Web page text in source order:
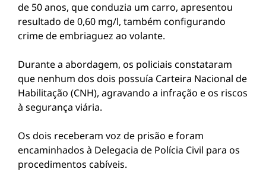
de 50 anos, que conduzia um carro, apresentou
resultado de 0,60 mg/l, também configurando
crime de embriaguez ao volante.
Durante a abordagem, os policiais constataram
que nenhum dos dois possuía Carteira Nacional de
Habilitação (CNH), agravando a infração e os riscos
à segurança viária.
Os dois receberam voz de prisão e foram
encaminhados à Delegacia de Polícia Civil para os
procedimentos cabíveis.